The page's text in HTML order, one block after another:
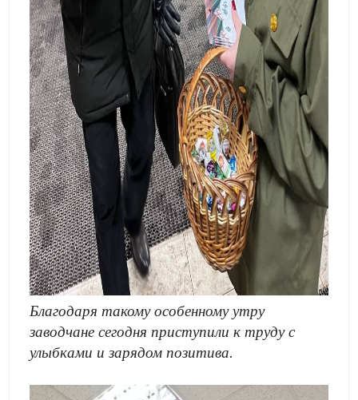
Благодаря такому особенному утру
заводчане сегодня приступили к труду с
улыбками и зарядом позитива.